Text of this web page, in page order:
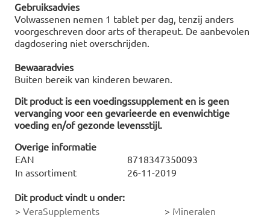
Gebruiksadvies
Volwassenen nemen 1 tablet per dag, tenzij anders
voorgeschreven door arts of therapeut. De aanbevolen
dagdosering niet overschrijden.
Bewaaradvies
Buiten bereik van kinderen bewaren.
Dit product is een voedingssupplement en is geen
vervanging voor een gevarieerde en evenwichtige
voeding en/of gezonde levensstijl.
Overige informatie
EAN
8718347350093
In assortiment
26-11-2019
Dit product vindt u onder:
> VeraSupplements > Mineralen